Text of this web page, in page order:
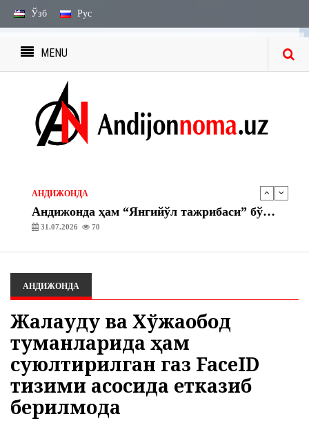
Ўзб Рус
MENU
ЭЪЛОН ВА БИЛДИРУВЛАР
МЕРОС БИЛДИРУВЛАРИ
27.07.2026 2241
ЭЪЛОН ВА БИЛДИРУВЛАР
АНДИЖОНДА
Андижонда ҳам “Янгийўл тажрибаси” бўйича амалий ишлар бошланди
31.07.2026 70
30.07.2026 72
ЭЪЛОН ВА БИЛДИРУВЛАР
27.07.2026 2241
ЭЪЛОН ВА БИЛДИРУВЛАР
МЕРОС ИШИ БЎЙИЧА ЭЪЛОН
03.08.2026 1752
АНДИЖОНДА
Жалақудуқ ва Хўжаобод
туманларида ҳам
суюлтирилган газ FaceID
тизими асосида етказиб
берилмоқда